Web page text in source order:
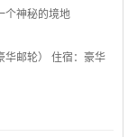
个神秘的境地
华邮轮） 住宿：豪华